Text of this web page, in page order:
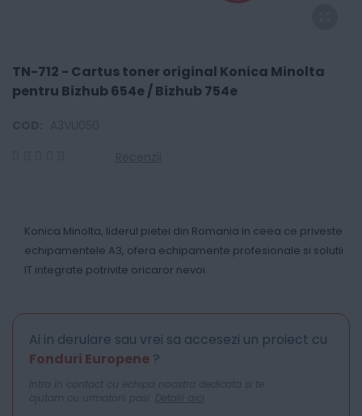
TN-712 - Cartus toner original Konica Minolta
pentru Bizhub 654e / Bizhub 754e
Konica Minolta, liderul pietei din Romania in ceea ce priveste
echipamentele A3, ofera echipamente profesionale si solutii
IT integrate potrivite oricaror nevoi.
Ai in derulare sau vrei sa accesezi un proiect cu
Fonduri Europene ?
Intra in contact cu echipa noastra dedicata si te
ajutam cu urmatorii pasi. Detalii aici